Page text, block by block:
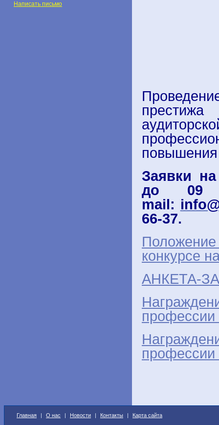
Написать письмо
повышения
Заявки
до 09
mail:
66-37.
конкурсе
АНКЕТА-
профессии
профессии
Главная | О нас | Новости | Контакты | Карта сайта